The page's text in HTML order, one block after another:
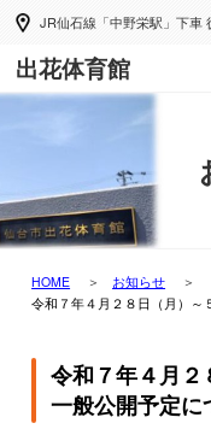
JR仙石線「中野栄駅」下車
出花体育館
HOME
お知らせ
令和７年４月２８日（月）～
令和７年４月
一般公開予定に